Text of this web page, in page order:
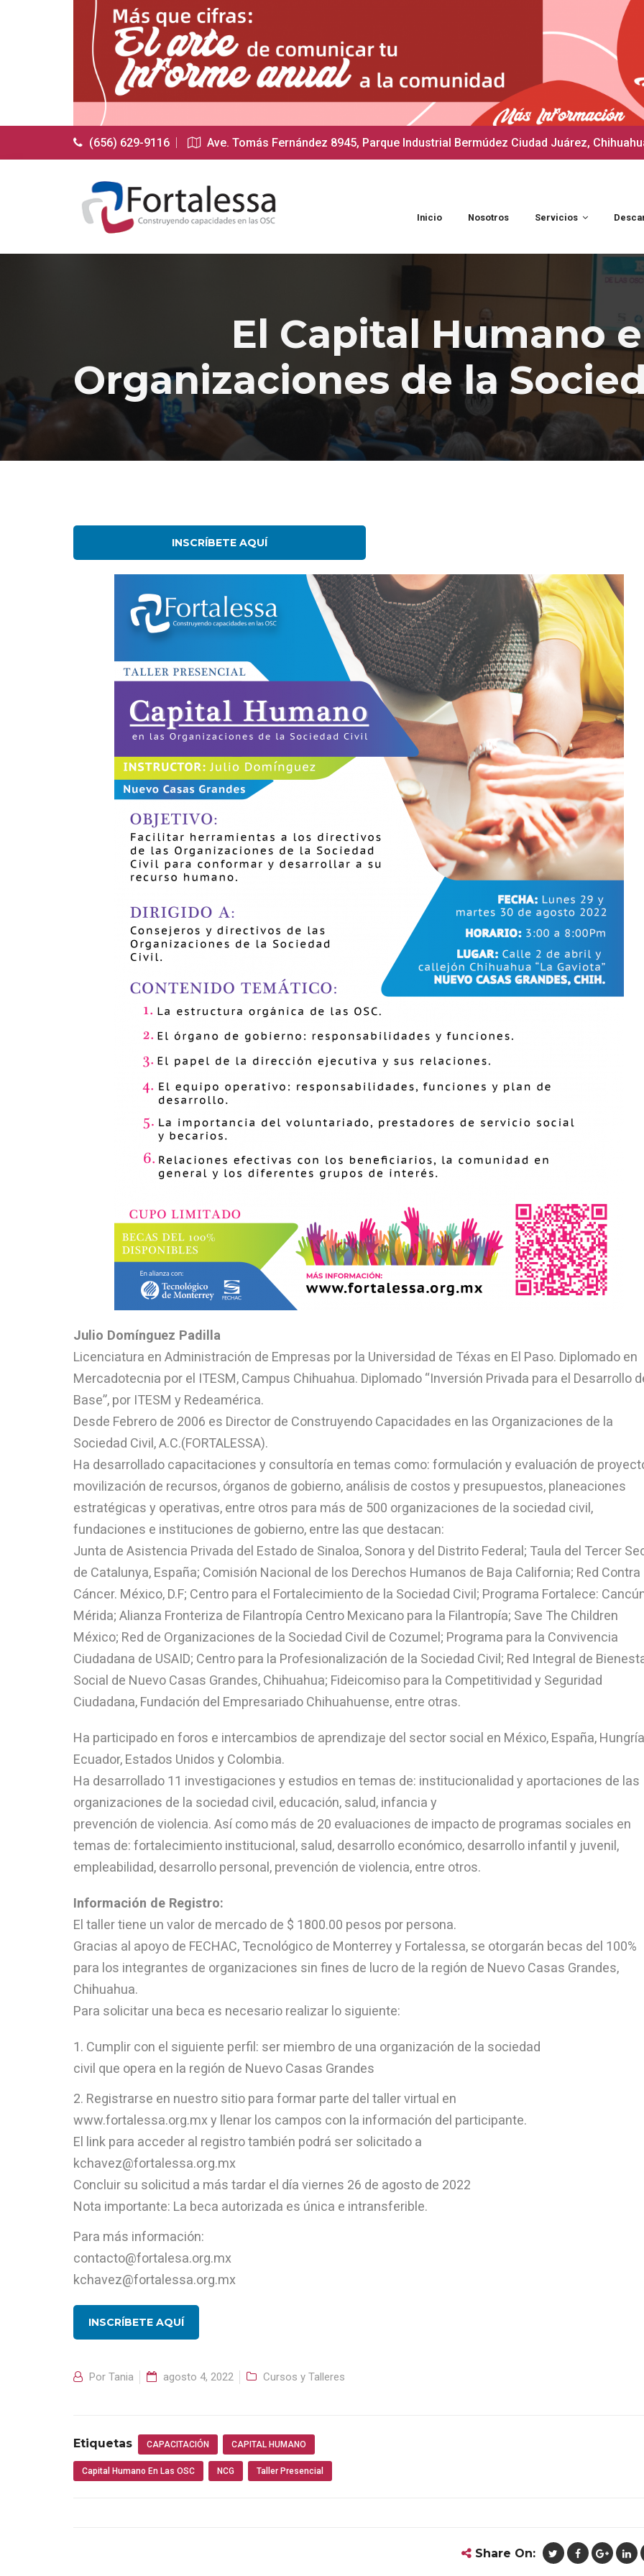
(656) 629-9116 Ave. Tomás Fernández 8945, Parque Industrial Bermúdez Ciudad Juárez,
Inicio Nosotros Servicios
El Capital Humano
Organizaciones de la
INSCRÍBETE AQUÍ
Julio Domínguez Padilla
Licenciatura en Administración de Empresas por la Universidad de Téxas en El Paso. Diplomado en
Mercadotecnia por el ITESM, Campus Chihuahua. Diplomado “Inversión Privada para el Desarrollo
Base”, por ITESM y Redeamérica.
Desde Febrero de 2006 es Director de Construyendo Capacidades en las Organizaciones de la
Sociedad Civil, A.C.(FORTALESSA).
Ha desarrollado capacitaciones y consultoría en temas como: formulación y evaluación de
movilización de recursos, órganos de gobierno, análisis de costos y presupuestos, planeaciones
estratégicas y operativas, entre otros para más de 500 organizaciones de la sociedad civil,
fundaciones e instituciones de gobierno, entre las que destacan:
Junta de Asistencia Privada del Estado de Sinaloa, Sonora y del Distrito Federal; Taula del Tercer
de Catalunya, España; Comisión Nacional de los Derechos Humanos de Baja California; Red Contra
Cáncer. México, D.F; Centro para el Fortalecimiento de la Sociedad Civil; Programa Fortalece:
Mérida; Alianza Fronteriza de Filantropía Centro Mexicano para la Filantropía; Save The Children
México; Red de Organizaciones de la Sociedad Civil de Cozumel; Programa para la Convivencia
Ciudadana de USAID; Centro para la Profesionalización de la Sociedad Civil; Red Integral de
Social de Nuevo Casas Grandes, Chihuahua; Fideicomiso para la Competitividad y Seguridad
Ciudadana, Fundación del Empresariado Chihuahuense, entre otras.
Ha participado en foros e intercambios de aprendizaje del sector social en México, España,
Ecuador, Estados Unidos y Colombia.
Ha desarrollado 11 investigaciones y estudios en temas de: institucionalidad y aportaciones de las
organizaciones de la sociedad civil, educación, salud, infancia y
prevención de violencia. Así como más de 20 evaluaciones de impacto de programas sociales en
temas de: fortalecimiento institucional, salud, desarrollo económico, desarrollo infantil y juvenil,
empleabilidad, desarrollo personal, prevención de violencia, entre otros.
Información de Registro:
El taller tiene un valor de mercado de $ 1800.00 pesos por persona.
Gracias al apoyo de FECHAC, Tecnológico de Monterrey y Fortalessa, se otorgarán becas del 100%
para los integrantes de organizaciones sin fines de lucro de la región de Nuevo Casas Grandes,
Chihuahua.
Para solicitar una beca es necesario realizar lo siguiente:
Cumplir con el siguiente perfil: ser miembro de una organización de la sociedad
civil que opera en la región de Nuevo Casas Grandes
Registrarse en nuestro sitio para formar parte del taller virtual en
www.fortalessa.org.mx y llenar los campos con la información del participante.
El link para acceder al registro también podrá ser solicitado a
kchavez@fortalessa.org.mx
Concluir su solicitud a más tardar el día viernes 26 de agosto de 2022
Nota importante: La beca autorizada es única e intransferible.
Para más información:
contacto@fortalesa.org.mx
kchavez@fortalessa.org.mx
INSCRÍBETE AQUÍ
Por Tania agosto 4, 2022 Cursos y Talleres
Etiquetas CAPACITACIÓN CAPITAL HUMANO
Capital Humano En Las OSC NCG Taller Presencial
Share On: